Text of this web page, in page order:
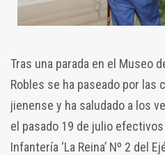
Tras una parada en el Museo
Robles se ha paseado por las
jienense y ha saludado a los
el pasado 19 de julio
Infantería ‘La Reina’ Nº 2 del